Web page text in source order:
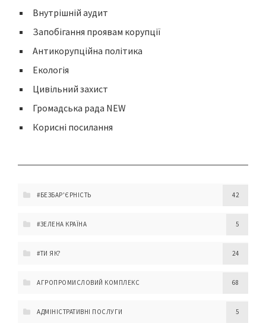
Внутрішній аудит
Запобігання проявам корупції
Антикорупційна політика
Екологія
Цивільний захист
Громадська рада NEW
Корисні посилання
#БЕЗБАР'ЄРНІСТЬ 42
#ЗЕЛЕНА КРАЇНА 5
#ТИ ЯК? 24
АГРОПРОМИСЛОВИЙ КОМПЛЕКС 68
АДМІНІСТРАТИВНІ ПОСЛУГИ 5